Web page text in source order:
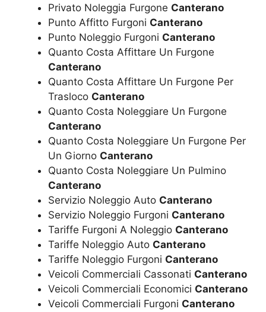
Privato Noleggia Furgone Canterano
Punto Affitto Furgoni Canterano
Punto Noleggio Furgoni Canterano
Quanto Costa Affittare Un Furgone
Canterano
Quanto Costa Affittare Un Furgone Per
Trasloco Canterano
Quanto Costa Noleggiare Un Furgone
Canterano
Quanto Costa Noleggiare Un Furgone Per
Un Giorno Canterano
Quanto Costa Noleggiare Un Pulmino
Canterano
Servizio Noleggio Auto Canterano
Servizio Noleggio Furgoni Canterano
Tariffe Furgoni A Noleggio Canterano
Tariffe Noleggio Auto Canterano
Tariffe Noleggio Furgoni Canterano
Veicoli Commerciali Cassonati Canterano
Veicoli Commerciali Economici Canterano
Veicoli Commerciali Furgoni Canterano